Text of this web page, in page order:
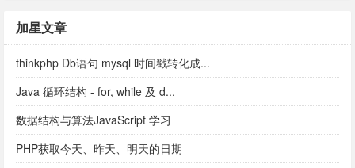
加星文章
thinkphp Db语句 mysql 时间戳转化成...
Java 循环结构 - for, while 及 d...
数据结构与算法JavaScript 学习
PHP获取今天、昨天、明天的日期